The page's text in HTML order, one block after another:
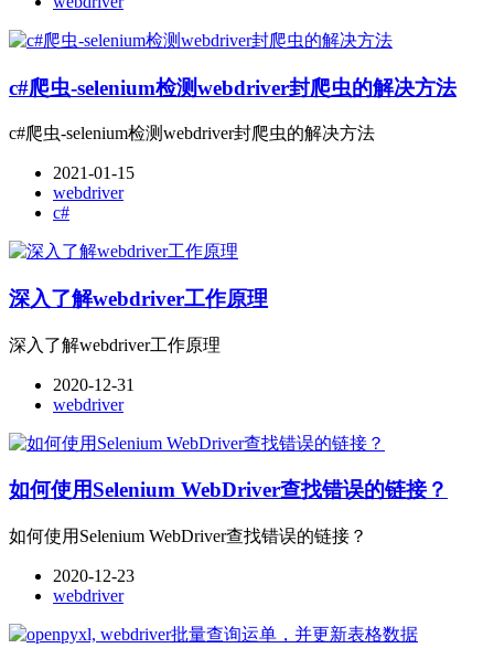
c#爬虫-selenium检测webdriver封爬虫的解决方法
c#爬虫-selenium检测webdriver封爬虫的解决方法
2021-01-15
webdriver
c#
深入了解webdriver工作原理
深入了解webdriver工作原理
2020-12-31
webdriver
如何使用Selenium WebDriver查找错误的链接？
如何使用Selenium WebDriver查找错误的链接？
2020-12-23
webdriver